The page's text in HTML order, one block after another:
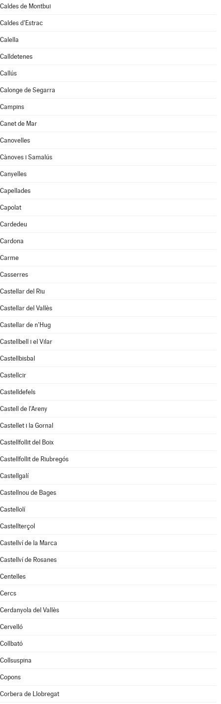
Caldes de Montbui
Caldes d'Estrac
Calella
Calldetenes
Callús
Calonge de Segarra
Campins
Canet de Mar
Canovelles
Cànoves i Samalús
Canyelles
Capellades
Capolat
Cardedeu
Cardona
Carme
Casserres
Castellar del Riu
Castellar del Vallès
Castellar de n'Hug
Castellbell i el Vilar
Castellbisbal
Castellcir
Castelldefels
Castell de l'Areny
Castellet i la Gornal
Castellfollit del Boix
Castellfollit de Riubregós
Castellgalí
Castellnou de Bages
Castellolí
Castellterçol
Castellví de la Marca
Castellví de Rosanes
Centelles
Cercs
Cerdanyola del Vallès
Cervelló
Collbató
Collsuspina
Copons
Corbera de Llobregat